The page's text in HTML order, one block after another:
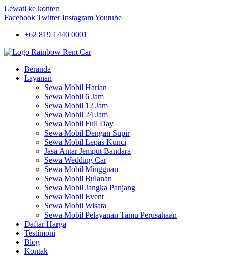
Lewati ke konten
Facebook Twitter InstagramYoutube
+62 819 1440 0001
Beranda
Layanan
Sewa Mobil Harian
Sewa Mobil 6 Jam
Sewa Mobil 12 Jam
Sewa Mobil 24 Jam
Sewa Mobil Full Day
Sewa Mobil Dengan Supir
Sewa Mobil Lepas Kunci
Jasa Antar Jemput Bandara
Sewa Wedding Car
Sewa Mobil Mingguan
Sewa Mobil Bulanan
Sewa Mobil Jangka Panjang
Sewa Mobil Event
Sewa Mobil Wisata
Sewa Mobil Pelayanan Tamu Perusahaan
Daftar Harga
Testimoni
Blog
Kontak